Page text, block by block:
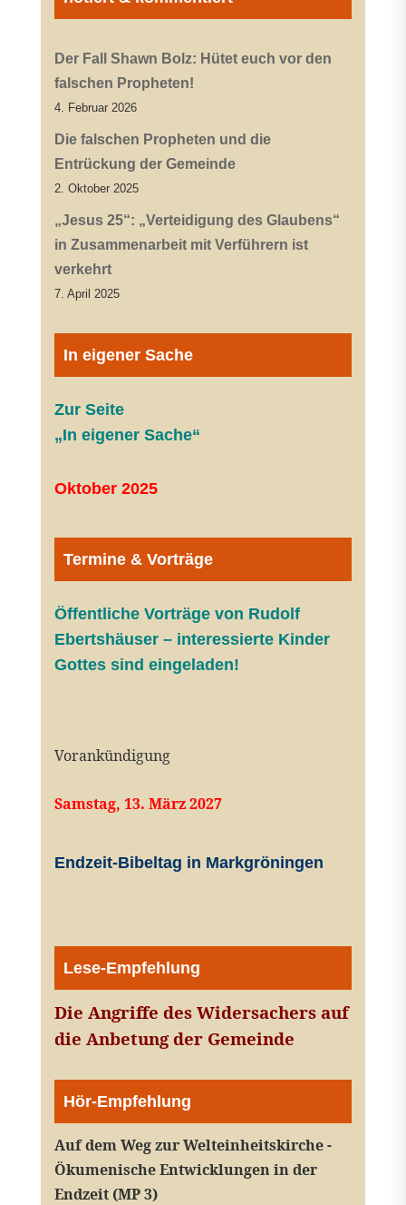
Der Fall Shawn Bolz: Hütet euch vor den
falschen Propheten!
4. Februar 2026
Die falschen Propheten und die
Entrückung der Gemeinde
2. Oktober 2025
„Jesus 25“: „Verteidigung des Glaubens“
in Zusammenarbeit mit Verführern ist
verkehrt
7. April 2025
In eigener Sache
Zur Seite
„In eigener Sache“
Oktober 2025
Termine & Vorträge
Öffentliche Vorträge von Rudolf
Ebertshäuser – interessierte Kinder
Gottes sind eingeladen!
Vorankündigung
Samstag, 13. März 2027
Endzeit-Bibeltag in Markgröningen
Lese-Empfehlung
Die Angriffe des Widersachers auf
die Anbetung der Gemeinde
Hör-Empfehlung
Auf dem Weg zur Welteinheitskirche -
Ökumenische Entwicklungen in der
Endzeit (MP 3)